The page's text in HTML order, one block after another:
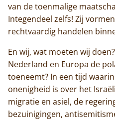
Monnik
van de toenmalige
Integendeel zelfs! Zij
rechtvaardig handelen
En wij, wat moeten wij
Nederland en Europa de
toeneemt? In een tijd
onenigheid is over het
migratie en asiel, de
bezuinigingen,